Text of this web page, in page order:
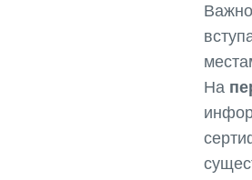
На